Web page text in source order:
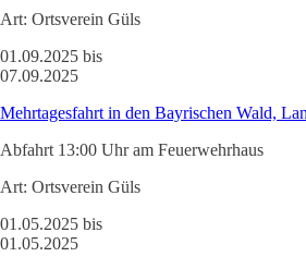
Art: Ortsverein Güls
01.09.2025 bis
07.09.2025
Mehrtagesfahrt in den Bayrischen Wald,
Abfahrt 13:00 Uhr am Feuerwehrhaus
Art: Ortsverein Güls
01.05.2025 bis
01.05.2025